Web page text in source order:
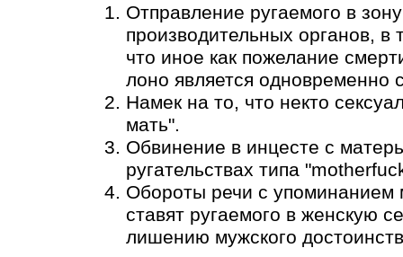
Отправление ругаемого в
производительных органов,
что иное как пожелание
лоно является
Намек на то, что некто
мать".
Обвинение в инцесте с
ругательствах типа
Обороты речи с упоминанием
ставят ругаемого в женскую
лишению мужского